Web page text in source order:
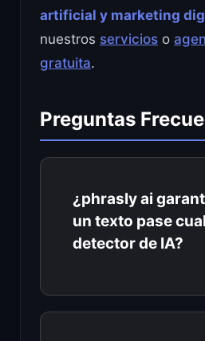
artificial y marketing
nuestros servicios o
gratuita.
Preguntas
¿phrasly ai
un texto pase
detector de IA?